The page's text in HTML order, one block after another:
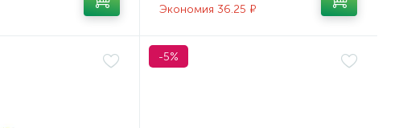
Экономия 36.25 ₽
-5%